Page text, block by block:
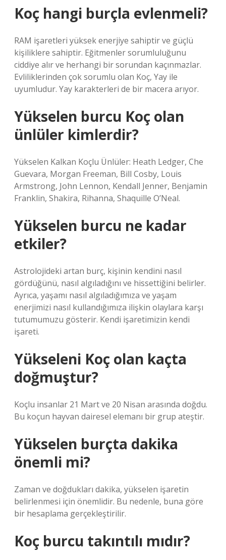
Koç hangi burçla evlenmeli?
RAM işaretleri yüksek enerjiye sahiptir ve güçlü
kişiliklere sahiptir. Eğitmenler sorumluluğunu
ciddiye alır ve herhangi bir sorundan kaçınmazlar.
Evliliklerinden çok sorumlu olan Koç, Yay ile
uyumludur. Yay karakterleri de bir macera arıyor.
Yükselen burcu Koç olan
ünlüler kimlerdir?
Yükselen Kalkan Koçlu Ünlüler: Heath Ledger, Che
Guevara, Morgan Freeman, Bill Cosby, Louis
Armstrong, John Lennon, Kendall Jenner, Benjamin
Franklin, Shakira, Rihanna, Shaquille O’Neal.
Yükselen burcu ne kadar
etkiler?
Astrolojideki artan burç, kişinin kendini nasıl
gördüğünü, nasıl algıladığını ve hissettiğini belirler.
Ayrıca, yaşamı nasıl algıladığımıza ve yaşam
enerjimizi nasıl kullandığımıza ilişkin olaylara karşı
tutumumuzu gösterir. Kendi işaretimizin kendi
işareti.
Yükseleni Koç olan kaçta
doğmuştur?
Koçlu insanlar 21 Mart ve 20 Nisan arasında doğdu.
Bu koçun hayvan dairesel elemanı bir grup ateştir.
Yükselen burçta dakika
önemli mi?
Zaman ve doğdukları dakika, yükselen işaretin
belirlenmesi için önemlidir. Bu nedenle, buna göre
bir hesaplama gerçekleştirilir.
Koç burcu takıntılı mıdır?